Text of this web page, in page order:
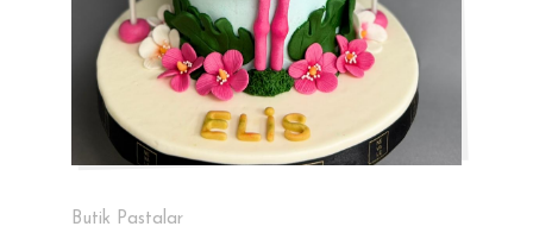
Butik Pastalar